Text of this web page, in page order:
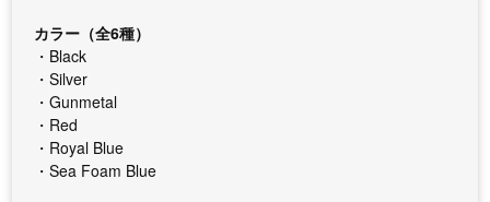
カラー（全6種）
・Black
・Silver
・Gunmetal
・Red
・Royal Blue
・Sea Foam Blue